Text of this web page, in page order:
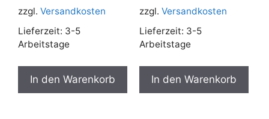
zzgl. Versandkosten
Lieferzeit: 3-5
Arbeitstage
In den Warenkorb
zzgl. Versandkosten
Lieferzeit: 3-5
Arbeitstage
In den Warenkorb